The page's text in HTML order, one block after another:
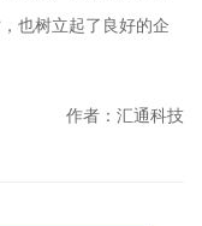
也树立起了良好的企
作者：汇通科技